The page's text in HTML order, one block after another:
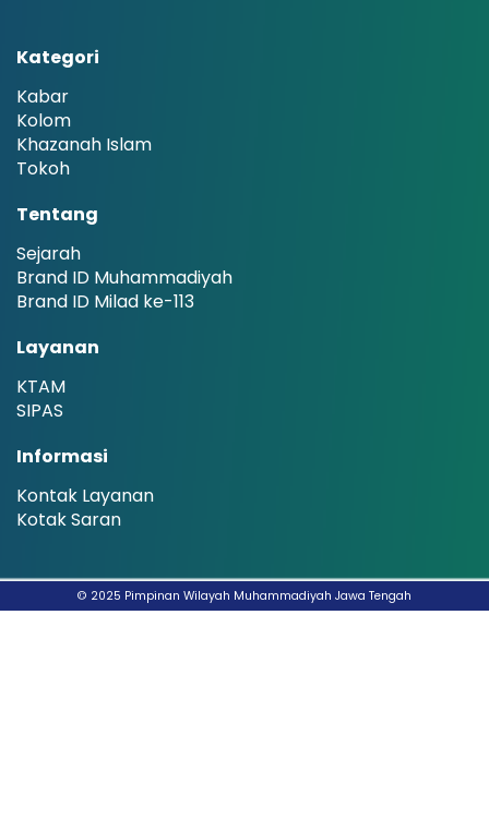
Kategori
Kabar
Kolom
Khazanah Islam
Tokoh
Tentang
Sejarah
Brand ID Muhammadiyah
Brand ID Milad ke-113
Layanan
KTAM
SIPAS
Informasi
Kontak Layanan
Kotak Saran
© 2025 Pimpinan Wilayah Muhammadiyah Jawa Tengah